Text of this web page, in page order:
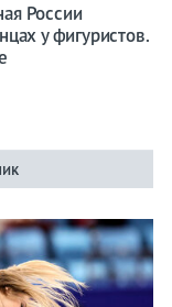
России
у фигуристов.